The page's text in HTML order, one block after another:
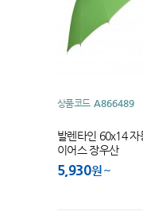
상품코드 A866489
발렌타인 60x14 자
이어스 장우산
5,930원